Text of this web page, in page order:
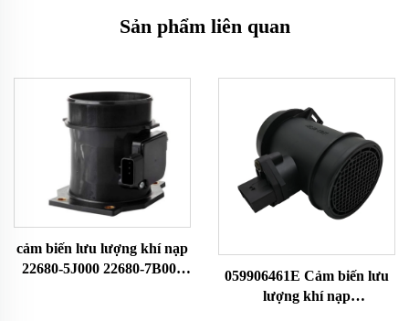
Sản phẩm liên quan
cảm biến lưu lượng khí nạp
22680-5J000 22680-7B000
059906461E Cảm biến lưu
lượng khí nạp